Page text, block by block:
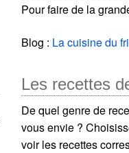
Pour faire de la
Blog : La cuisine du
Les recettes
De quel genre de
vous envie ?
voir les recettes